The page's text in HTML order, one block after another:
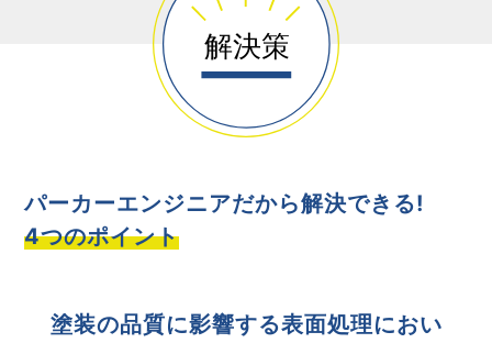
パーカーエンジニアだから解決できる!
4つのポイント
塗装の品質に影響する表面処理におい